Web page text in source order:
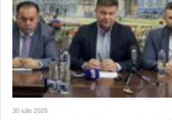
30 iulie 2026